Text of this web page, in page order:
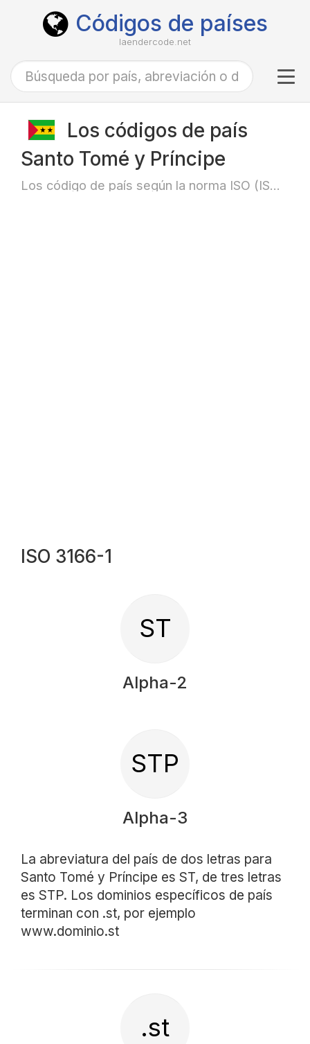
Códigos de países
laendercode.net
Los códigos de país
Santo Tomé y Príncipe
Los código de país según la norma ISO (ISO-3166)
ISO 3166-1
ST
Alpha-2
STP
Alpha-3
La abreviatura del país de dos letras para
Santo Tomé y Príncipe es ST, de tres letras
es STP. Los dominios específicos de país
terminan con .st, por ejemplo
www.dominio.st
.st